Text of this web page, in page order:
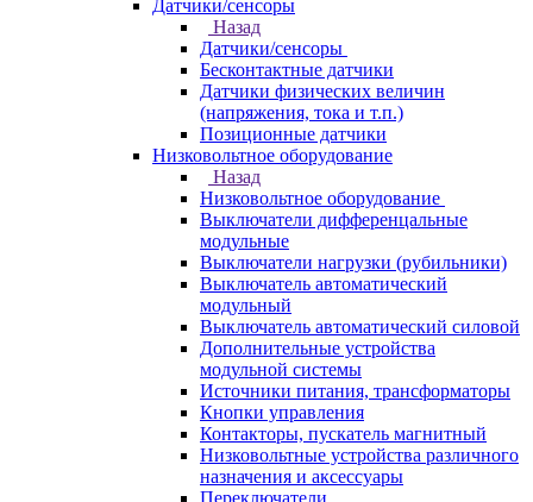
Датчики/сенсоры
Назад
Датчики/сенсоры
Бесконтактные датчики
Датчики физических величин
(напряжения, тока и т.п.)
Позиционные датчики
Низковольтное оборудование
Назад
Низковольтное оборудование
Выключатели дифференцальные
модульные
Выключатели нагрузки (рубильники)
Выключатель автоматический
модульный
Выключатель автоматический силовой
Дополнительные устройства
модульной системы
Источники питания, трансформаторы
Кнопки управления
Контакторы, пускатель магнитный
Низковольтные устройства различного
назначения и аксессуары
Переключатели